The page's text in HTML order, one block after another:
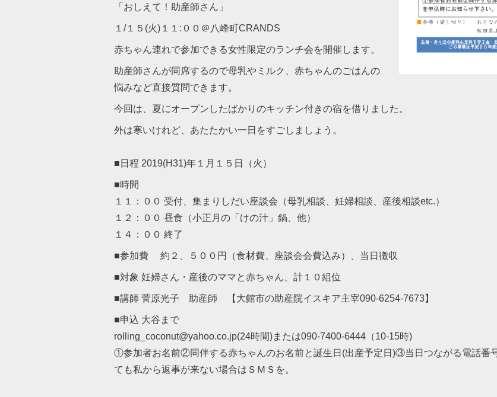
「おしえて！助産師さん」
１/１５(火)１１:００＠八峰町CRANDS
赤ちゃん連れで参加できる女性限定のランチ会を開催します。
助産師さんが同席するので母乳やミルク、赤ちゃんのごはんの
悩みなど直接質問できます。
今回は、夏にオープンしたばかりのキッチン付きの宿を借りました。
外は寒いけれど、あたたかい一日をすごしましょう。
■日程 2019(H31)年１月１５日（火）
■時間
１１：００ 受付、集まりしだい座談会（母乳相談、妊婦相談、産後相談etc.）
１２：００ 昼食（小正月の「けの汁」鍋、他）
１４：００ 終了
■参加費 約２、５００円（食材費、座談会会費込み）、当日徴収
■対象 妊婦さん・産後のママと赤ちゃん、計１０組位
■講師 菅原光子 助産師 【大館市の助産院イスキア主宰090-6254-7673】
■申込 大谷まで
rolling_coconut@yahoo.co.jp(24時間)または090-7400-6444（10-15時)
①参加者お名前②同伴する赤ちゃんのお名前と誕生日(出産予定日)③当日つながる電話番
ても私から返事が来ない場合はＳＭＳを。